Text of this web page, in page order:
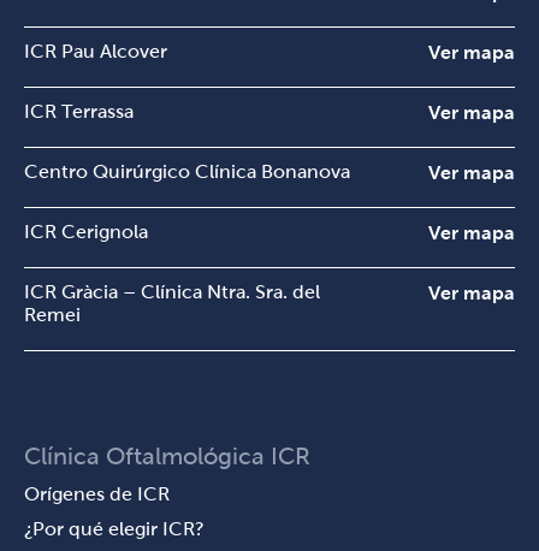
ICR Pau Alcover Ver mapa
ICR Terrassa Ver mapa
Centro Quirúrgico Clínica Bonanova Ver mapa
ICR Cerignola Ver mapa
ICR Gràcia – Clínica Ntra. Sra. del
Remei
Ver mapa
Clínica Oftalmológica ICR
Orígenes de ICR
¿Por qué elegir ICR?